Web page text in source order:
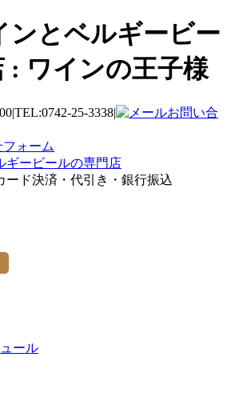
ンとベルギービー
: ワインの王子様
|TEL:0742-25-3338|
お問い合
ォーム